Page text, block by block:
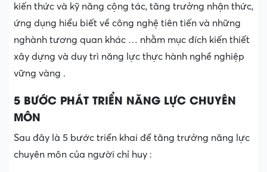
kiến thức và kỹ năng cộng tác, tăng trưởng nhận thức,
ứng dụng hiểu biết về công nghệ tiên tiến và những
nghành tương quan khác … nhằm mục đích kiến thiết
xây dựng và duy trì năng lực thực hành nghề nghiệp
vững vàng .
5 BƯỚC PHÁT TRIỂN NĂNG LỰC CHUYÊN
MÔN
Sau đây là 5 bước triển khai để tăng trưởng năng lực
chuyên môn của người chỉ huy :